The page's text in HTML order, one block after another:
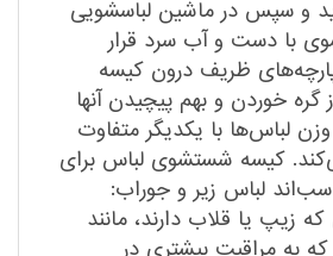
و سپس در ماشین لباسشویی
با دست و آب سرد قرار
ظریف درون کیسه
خوردن و بهم پیچیدن آنها
لباس‌ها با یکدیگر متفاوت
کیسه شستشوی لباس برای
لباس زیر و جوراب:
زیپ یا قلاب دارند، مانند
که به مراقبت بیشتری در